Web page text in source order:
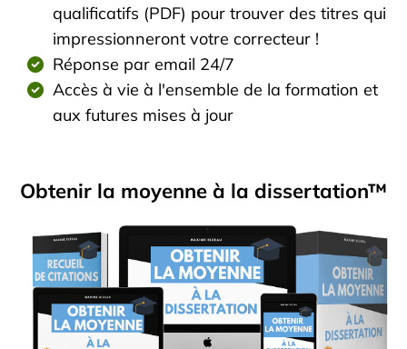
qualificatifs (PDF) pour trouver des titres qui
impressionneront votre correcteur !
Réponse par email 24/7
Accès à vie à l'ensemble de la formation et
aux futures mises à jour
Obtenir la moyenne à la dissertation™